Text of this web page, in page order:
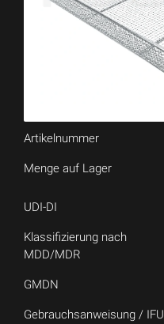
Artikelnummer
Menge auf Lager
UDI-DI
Klassifizierung nach
MDD/MDR
GMDN
Gebrauchsanweisung / IFU